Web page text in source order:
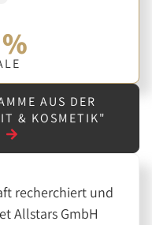
AUS DER
& KOSMETIK"
recherchiert und
Allstars GmbH